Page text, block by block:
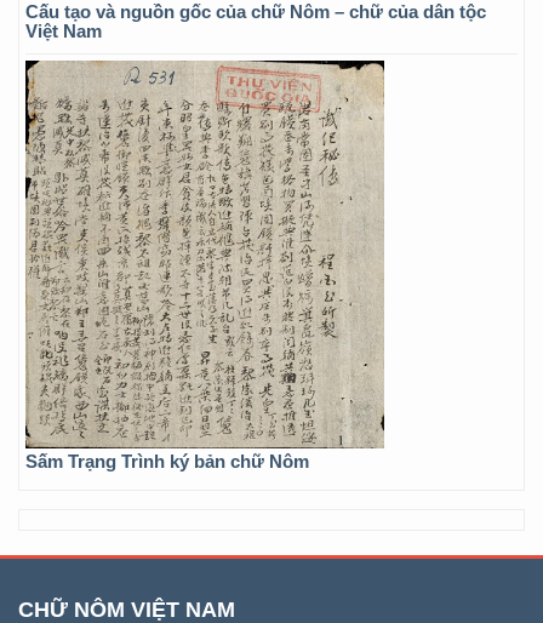
Cấu tạo và nguồn gốc của chữ Nôm – chữ của dân tộc
Việt Nam
Sấm Trạng Trình ký bản chữ Nôm
CHỮ NÔM VIỆT NAM